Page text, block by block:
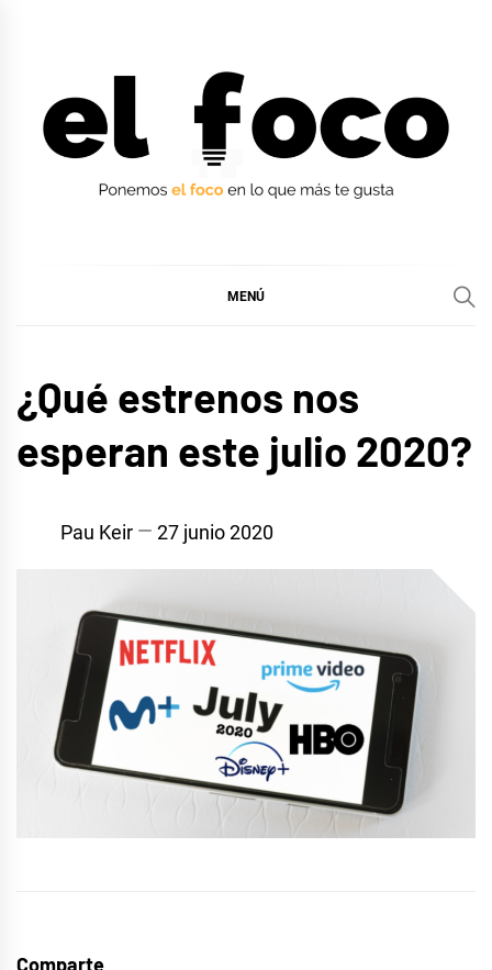
MENÚ
SERIES
Y TV
¿Qué estrenos nos
esperan este julio 2020?
Pau Keir 27 junio 2020
Comparte